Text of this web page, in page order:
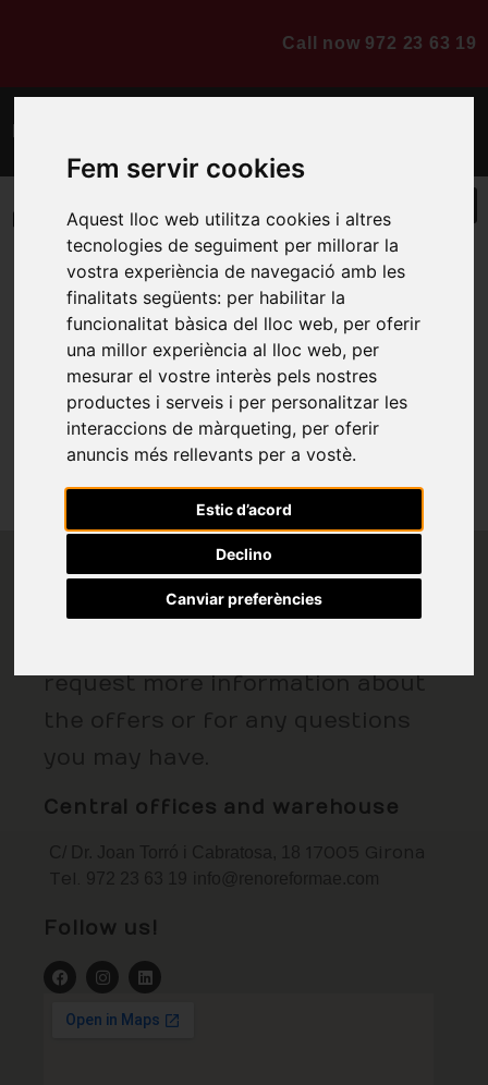
Fem servir cookies
Aquest lloc web utilitza cookies i altres
tecnologies de seguiment per millorar la
vostra experiència de navegació amb les
finalitats següents: per habilitar la
funcionalitat bàsica del lloc web, per oferir
una millor experiència al lloc web, per
mesurar el vostre interès pels nostres
productes i serveis i per personalitzar les
interaccions de màrqueting, per oferir
anuncis més rellevants per a vostè.
Estic d’acord
Declino
Canviar preferències
Call now 972 23 63 19
Home
Kitchen and bathroom renovation
Come visit us
request more information about
the offers or for any questions
you may have.
Central offices and warehouse
Follow us!